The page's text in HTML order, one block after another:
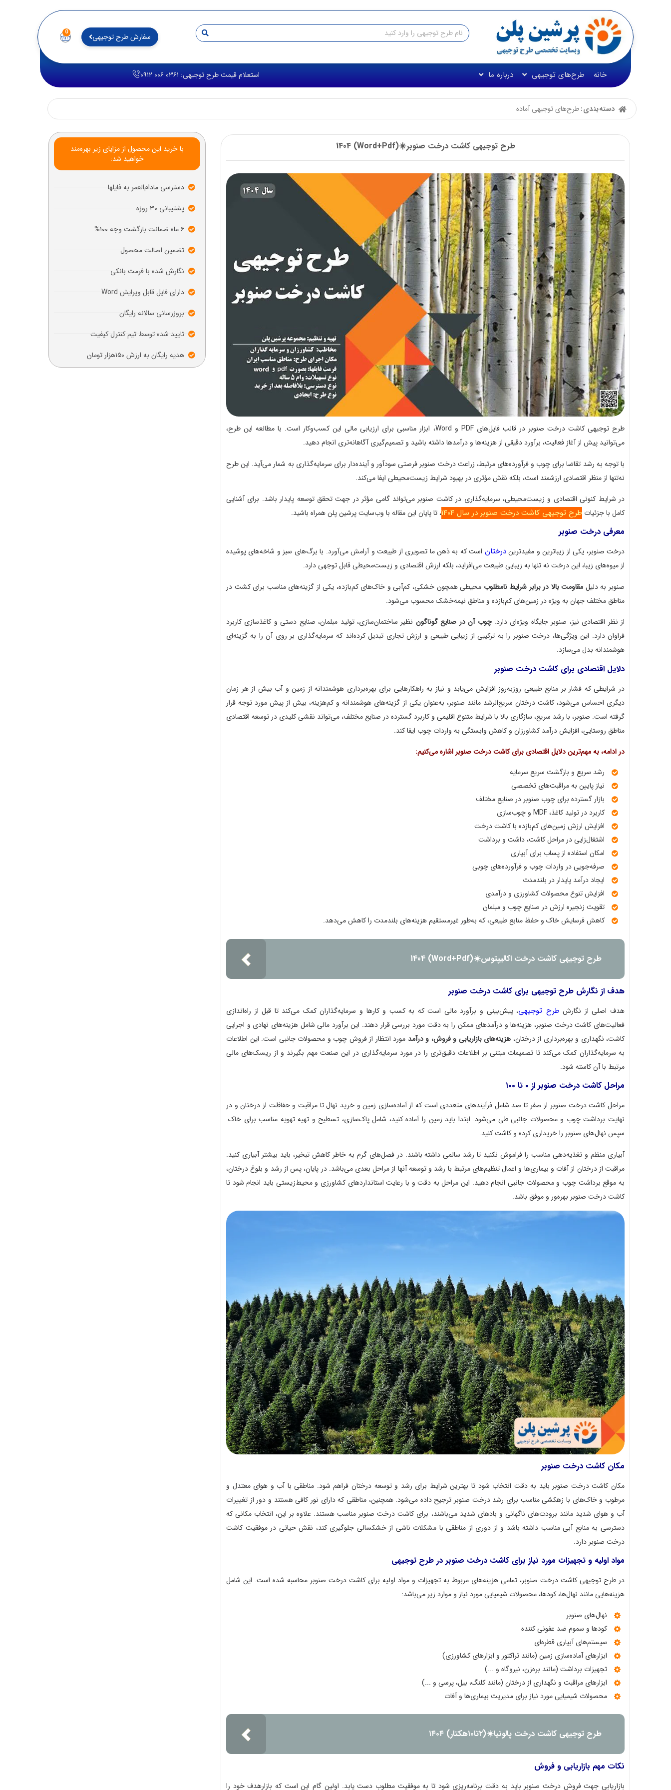
سفارش طرح توجیهی 0
خانه طرح‌های توجیهی درباره ما استعلام قیمت طرح توجیهی: ۰۳۶۱ ۰۰۶ ۰۹۱۲
دسته‌بندی:طرح‌های توجیهی آماده
طرح توجیهی کاشت درخت صنوبر☀️(Word+Pdf) 1404
طرح توجیهی کاشت درخت صنوبر در قالب فایل‌های PDF و Word، ابزار مناسبی برای ارزیابی مالی این کسب‌وکار است. با مطالعه این طرح،
می‌توانید پیش از آغاز فعالیت، برآورد دقیقی از هزینه‌ها و درآمدها داشته باشید و تصمیم‌گیری آگاهانه‌تری انجام دهید.
با توجه به رشد تقاضا برای چوب و فرآورده‌های مرتبط، زراعت درخت صنوبر فرصتی سودآور و آینده‌دار برای سرمایه‌گذاری به شمار می‌آید. این طرح
نه‌تنها از منظر اقتصادی ارزشمند است، بلکه نقش مؤثری در بهبود شرایط زیست‌محیطی ایفا می‌کند.
در شرایط کنونی اقتصادی و زیست‌محیطی، سرمایه‌گذاری در کاشت صنوبر می‌تواند گامی مؤثر در جهت تحقق توسعه پایدار باشد. برای آشنایی
کامل با جزئیات طرح توجیهی کاشت درخت صنوبر در سال ۱۴۰۴ ، تا پایان این مقاله با وب‌سایت پرشین پلن همراه باشید.
معرفی درخت صنوبر
درخت صنوبر، یکی از زیباترین و مفیدتریندرختان است که به ذهن ما تصویری از طبیعت و آرامش می‌آورد. با برگ‌های سبز و شاخه‌های پوشیده
از میوه‌های زیبا، این درخت نه تنها به زیبایی طبیعت می‌افزاید، بلکه ارزش اقتصادی و زیست‌محیطی قابل توجهی دارد.
صنوبر به دلیل مقاومت بالا در برابر شرایط نامطلوب محیطی همچون خشکی، کم‌آبی و خاک‌های کم‌بازده، یکی از گزینه‌های مناسب برای کشت در
مناطق مختلف جهان به ویژه در زمین‌های کم‌بازده و مناطق نیمه‌خشک محسوب می‌شود.
از نظر اقتصادی نیز، صنوبر جایگاه ویژه‌ای دارد.چوب آن در صنایع گوناگون نظیر ساختمان‌سازی، تولید مبلمان، صنایع دستی و کاغذسازی کاربرد
فراوان دارد. این ویژگی‌ها، درخت صنوبر را به ترکیبی از زیبایی طبیعی و ارزش تجاری تبدیل کرده‌اند که سرمایه‌گذاری بر روی آن را به گزینه‌ای
هوشمندانه بدل می‌سازد.
دلایل اقتصادی برای کاشت درخت صنوبر
در شرایطی که فشار بر منابع طبیعی روزبه‌روز افزایش می‌یابد و نیاز به راهکارهایی برای بهره‌برداری هوشمندانه از زمین و آب بیش از هر زمان
دیگری احساس می‌شود، کاشت درختان سریع‌الرشد مانند صنوبر، به‌عنوان یکی از گزینه‌های هوشمندانه و کم‌هزینه، بیش از پیش مورد توجه قرار
گرفته است. صنوبر، با رشد سریع، سازگاری بالا با شرایط متنوع اقلیمی و کاربرد گسترده در صنایع مختلف، می‌تواند نقشی کلیدی در توسعه اقتصادی
مناطق روستایی، افزایش درآمد کشاورزان و کاهش وابستگی به واردات چوب ایفا کند.
در ادامه، به مهم‌ترین دلایل اقتصادی برای کاشت درخت صنوبر اشاره می‌کنیم:
رشد سریع و بازگشت سریع سرمایه
نیاز پایین به مراقبت‌های تخصصی
بازار گسترده برای چوب صنوبر در صنایع مختلف
کاربرد در تولید کاغذ، MDF و چوب‌سازی
افزایش ارزش زمین‌های کم‌بازده با کاشت درخت
اشتغال‌زایی در مراحل کاشت، داشت و برداشت
امکان استفاده از پساب برای آبیاری
صرفه‌جویی در واردات چوب و فرآورده‌های چوبی
ایجاد درآمد پایدار در بلندمدت
افزایش تنوع محصولات کشاورزی و درآمدی
تقویت زنجیره ارزش در صنایع چوب و مبلمان
کاهش فرسایش خاک و حفظ منابع طبیعی، که به‌طور غیرمستقیم هزینه‌های بلندمدت را کاهش می‌دهد.
طرح توجیهی کاشت درخت اکالیپتوس☀️(Word+Pdf) 1404
هدف از نگارش طرح توجیهی برای کاشت درخت صنوبر
هدف اصلی از نگارش طرح توجیهی، پیش‌بینی و برآورد مالی است که به کسب و کارها و سرمایه‌گذاران کمک می‌کند تا قبل از راه‌اندازی
فعالیت‌های کاشت درخت صنوبر، هزینه‌ها و درآمدهای ممکن را به دقت مورد بررسی قرار دهند. این برآورد مالی شامل هزینه‌های نهادی و اجرایی
کاشت، نگهداری و بهره‌برداری از درختان، هزینه‌های بازاریابی و فروش، و درآمد مورد انتظار از فروش چوب و محصولات جانبی است. این اطلاعات
به سرمایه‌گذاران کمک می‌کند تا تصمیمات مبتنی بر اطلاعات دقیق‌تری را در مورد سرمایه‌گذاری در این صنعت مهم بگیرند و از ریسک‌های مالی
مرتبط با آن کاسته شود.
مراحل کاشت درخت صنوبر از ۰ تا ۱۰۰
مراحل کاشت درخت صنوبر از صفر تا صد شامل فرآیندهای متعددی است که از آماده‌سازی زمین و خرید نهال تا مراقبت و حفاظت از درختان و در
نهایت برداشت چوب و محصولات جانبی طی می‌شود. ابتدا باید زمین را آماده کنید، شامل پاک‌سازی، تسطیح و تهیه تهویه مناسب برای خاک.
سپس نهال‌های صنوبر را خریداری کرده و کاشت کنید.
آبیاری منظم و تغذیه‌دهی مناسب را فراموش نکنید تا رشد سالمی داشته باشند. در فصل‌های گرم به خاطر کاهش تبخیر، باید بیشتر آبیاری کنید.
مراقبت از درختان از آفات و بیماری‌ها و اعمال تنظیم‌های مرتبط با رشد و توسعه آنها از مراحل بعدی می‌باشد. در پایان، پس از رشد و بلوغ درختان،
به موقع برداشت چوب و محصولات جانبی انجام دهید. این مراحل به دقت و با رعایت استانداردهای کشاورزی و محیط‌زیستی باید انجام شود تا
کاشت درخت صنوبر بهره‌ور و موفق باشد.
مکان کاشت درخت صنوبر
مکان کاشت درخت صنوبر باید به دقت انتخاب شود تا بهترین شرایط برای رشد و توسعه درختان فراهم شود. مناطقی با آب و هوای معتدل و
مرطوب و خاک‌های با زهکشی مناسب برای رشد درخت صنوبر ترجیح داده می‌شود. همچنین، مناطقی که دارای نور کافی هستند و دور از تغییرات
آب و هوای شدید مانند برودت‌های ناگهانی و بادهای شدید می‌باشند، برای کاشت درخت صنوبر مناسب هستند. علاوه بر این، انتخاب مکانی که
دسترسی به منابع آبی مناسب داشته باشد و از دوری از مناطقی با مشکلات ناشی از خشکسالی جلوگیری کند، نقش حیاتی در موفقیت کاشت
درخت صنوبر دارد.
مواد اولیه و تجهیزات مورد نیاز برای کاشت درخت صنوبر در طرح توجیهی
در طرح توجیهی کاشت درخت صنوبر، تمامی هزینه‌های مربوط به تجهیزات و مواد اولیه برای کاشت درخت صنوبر محاسبه شده است. این شامل
هزینه‌هایی مانند نهال‌ها، کودها، محصولات شیمیایی مورد نیاز و موارد زیر می‌باشد:
نهال‌های صنوبر
کودها و سموم ضد عفونی کننده
سیستم‌های آبیاری قطره‌ای
ابزارهای آماده‌سازی زمین (مانند تراکتور و ابزارهای کشاورزی)
تجهیزات برداشت (مانند بره‌زن، نیروگاه و ...)
ابزارهای مراقبت و نگهداری از درختان (مانند کلنگ، بیل، پرسی و ...)
محصولات شیمیایی مورد نیاز برای مدیریت بیماری‌ها و آفات
طرح توجیهی کاشت درخت پالونیا☀️(۲تا۱۰هکتار) ۱۴۰۴
نکات مهم بازاریابی و فروش
بازاریابی جهت فروش درخت صنوبر باید به دقت برنامه‌ریزی شود تا به موفقیت مطلوب دست یابد. اولین گام این است که بازارهدف خود را
با خرید این محصول از مزایای زیر بهره‌مند
خواهید شد:
دسترسی مادام‌العمر به فایلها
پشتیبانی ۳۰ روزه
۶ ماه ضمانت بازگشت وجه ۱۰۰%
تضمین اصالت محصول
نگارش شده با فرمت بانکی
دارای فایل قابل ویرایش Word
بروزرسانی سالانه رایگان
تایید شده توسط تیم کنترل کیفیت
هدیه رایگان به ارزش ۱۵۰هزار تومان